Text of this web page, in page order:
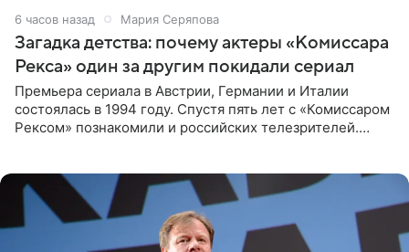
6 часов назад Мария Серяпова
Загадка детства: почему актеры «Комиссара
Рекса» один за другим покидали сериал
Премьера сериала в Австрии, Германии и Италии
состоялась в 1994 году. Спустя пять лет с «Комиссаром
Рексом» познакомили и российских телезрителей.